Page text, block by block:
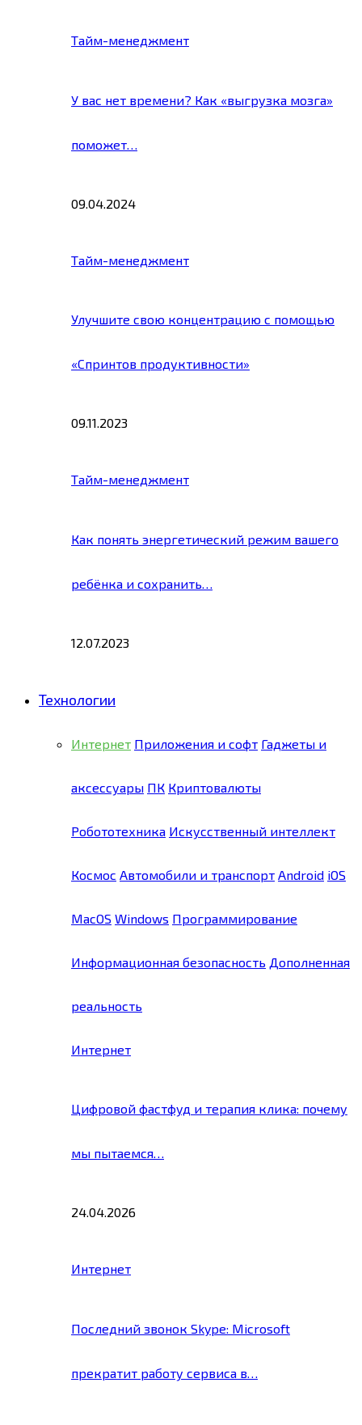
Тайм-менеджмент
У вас нет времени? Как «выгрузка мозга»
поможет…
09.04.2024
Тайм-менеджмент
Улучшите свою концентрацию с помощью
«Спринтов продуктивности»
09.11.2023
Тайм-менеджмент
Как понять энергетический режим вашего
ребёнка и сохранить…
12.07.2023
Технологии
Интернет Приложения и софт Гаджеты и
аксессуары ПК Криптовалюты
Робототехника Искусственный интеллект
Космос Автомобили и транспорт Android iOS
MacOS Windows Программирование
Информационная безопасность Дополненная
реальность
Интернет
Цифровой фастфуд и терапия клика: почему
мы пытаемся…
24.04.2026
Интернет
Последний звонок Skype: Microsoft
прекратит работу сервиса в…